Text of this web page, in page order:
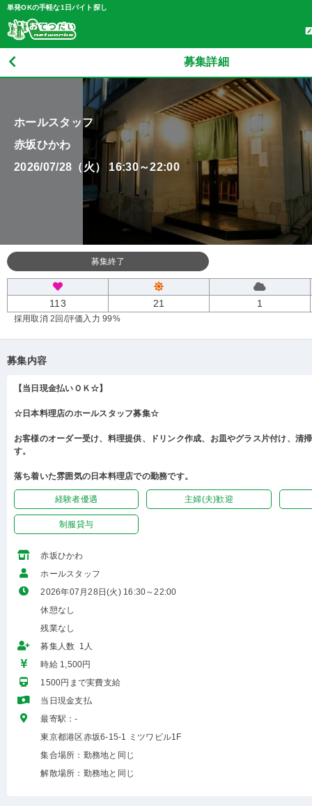
単発OKの手軽な1日バイト探し
募集詳細
ホールスタッフ
赤坂ひかわ
2026/07/28（火） 16:30～22:00
募集終了
113 21 1
採用取消 2回 /評価入力 99%
募集内容
【当日現金払いＯＫ☆】
☆日本料理店のホールスタッフ募集☆
お客様のオーダー受け、料理提供、ドリンク作成、お皿やグラス片付け、清
す。
落ち着いた雰囲気の日本料理店での勤務です。
経験者優遇 主婦(夫)歓迎
制服貸与
赤坂ひかわ
ホールスタッフ
2026年07月28日(火) 16:30～22:00
休憩なし
残業なし
募集人数 1人
時給 1,500円
1500円まで実費支給
当日現金支払
最寄駅：-
東京都港区赤坂6-15-1 ミツワビル1F
集合場所：勤務地と同じ
解散場所：勤務地と同じ